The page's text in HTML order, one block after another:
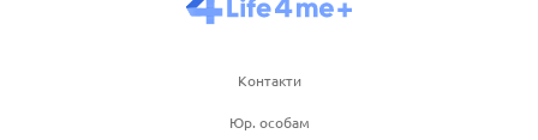
Контакти
Юр. особам